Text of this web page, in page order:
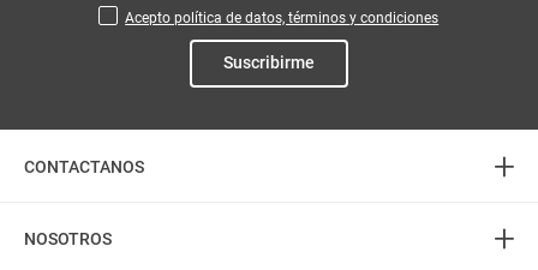
Acepto política de datos, términos y condiciones
Suscribirme
CONTACTANOS +
Atención telefónica
NOSOTROS +